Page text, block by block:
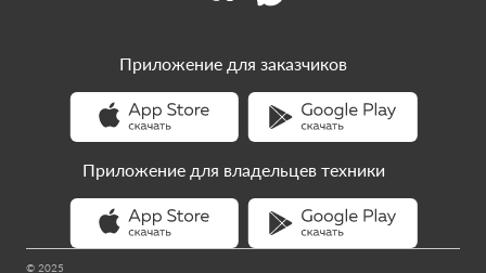
© 2025
Приложение для заказчиков
Приложение для владельцев техники